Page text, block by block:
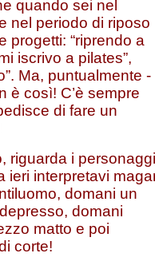
quando sei nel
nel periodo di riposo
progetti: “riprendo a
iscrivo a pilates”,
Ma, puntualmente -
è così! C’è sempre
di fare un
riguarda i personaggi
ieri interpretavi
domani un
domani
matto e poi
corte!